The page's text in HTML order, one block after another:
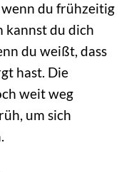
du frühzeitig
kannst du dich
du weißt, dass
hast. Die
weit weg
um sich